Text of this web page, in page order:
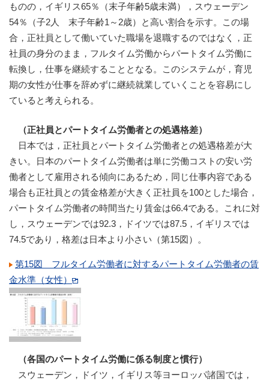
ものの，イギリス65％（末子年齢5歳未満），スウェーデン
54％（子2人 末子年齢1～2歳）と高い割合を示す。この場
合，正社員として働いていた職場を退職するのではなく，正
社員の身分のまま，フルタイム労働からパートタイム労働に
転換し，仕事を継続することとなる。このシステムが，育児
期の女性が仕事を辞めずに継続就業していくことを容易にし
ていると考えられる。
（正社員とパートタイム労働者との処遇格差）
日本では，正社員とパートタイム労働者との処遇格差が大
きい。日本のパートタイム労働者は単に労働コストの安い労
働者として雇用される傾向にあるため，同じ仕事内容である
場合も正社員との賃金格差が大きく正社員を100とした場合，
パートタイム労働者の時間当たり賃金は66.4である。これに対
し，スウェーデンでは92.3，ドイツでは87.5，イギリスでは
74.5であり，格差は日本より小さい（第15図）。
第15図 フルタイム労働者に対するパートタイム労働者の賃
金水準（女性）
（各国のパートタイム労働に係る制度と慣行）
スウェーデン，ドイツ，イギリス等ヨーロッパ諸国では，